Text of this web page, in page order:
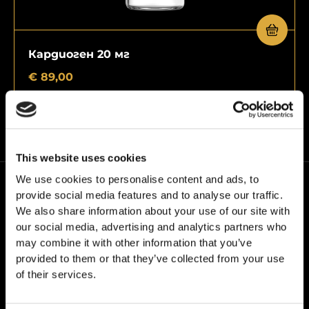
This website uses cookies
We use cookies to personalise content and ads, to
provide social media features and to analyse our traffic.
We also share information about your use of our site with
our social media, advertising and analytics partners who
may combine it with other information that you’ve
provided to them or that they’ve collected from your use
of their services.
Кардиоген 20 мг
€ 89,00
В24PEPTIDES работим със собствената си
марка – Grail Formula. Водени сме от едно